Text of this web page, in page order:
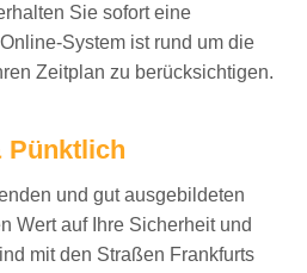
Sie sofort eine
System ist rund um die
Zeitplan zu berücksichtigen.
Pünktlich
und gut ausgebildeten
Wert auf Ihre Sicherheit und
mit den Straßen Frankfurts